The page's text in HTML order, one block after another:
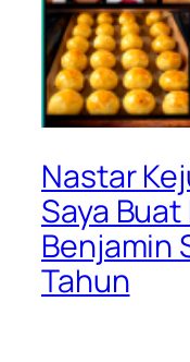
Nastar
Saya
Benjamin
Tahun